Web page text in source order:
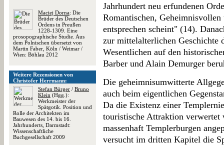
Maciej Dorna: Die
Brüder des Deutschen
Ordens in Preußen
1228-1309. Eine
prosopographische Studie. Aus
dem Polnischen übersetzt von
Martin Faber, Köln / Weimar /
Wien: Böhlau 2012
Weitere Rezensionen von
Christofer Herrmann:
Stefan Bürger / Bruno
Klein (Hgg.):
Werkmeister der
Spätgotik. Position und
Rolle der Architekten im
Bauwesen des 14. bis 16.
Jahrhunderts, Darmstadt:
Wissenschaftliche
Buchgesellschaft 2009
Jahrhundert neu erfundenen
Romantischen,
entsprechen scheint" (14).
zur mittelalterlichen Geschichte
Wesentlichen auf den
Barber und Alain Demurger
Die geheimnisumwitterte
auch beim eigentlichen
Da die Existenz einer
touristische Attraktion verwertet
massenhaft Templerburgen
versucht im dritten Kapitel die